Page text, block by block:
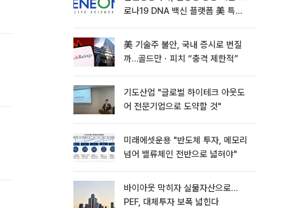
로나19 DNA 백신 플랫폼 美 특허
美 기술주 불안, 국내 증시로 번질
까…골드만ㆍ피치 “충격 제한적”
기도산업 "글로벌 하이테크 아웃도
어 전문기업으로 도약할 것"
미래에셋운용 "반도체 투자, 메모리
넘어 밸류체인 전반으로 넓혀야"
바이아웃 막히자 실물자산으로…
PEF, 대체투자 보폭 넓힌다